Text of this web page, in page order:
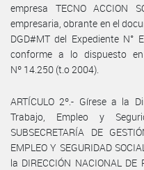
empresa TECNO ACCION
empresaria, obrante en el
DGD#MT del Expediente N°
conforme a lo dispuesto
Nº 14.250 (t.o 2004).
ARTÍCULO 2º.- Gírese a la
Trabajo, Empleo y
SUBSECRETARÍA DE
EMPLEO Y SEGURIDAD
la DIRECCIÓN NACIONAL DE